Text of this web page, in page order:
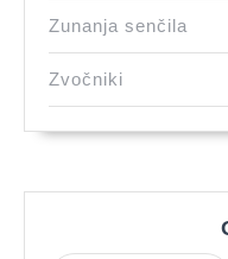
Zunanja senčila
Zvočniki